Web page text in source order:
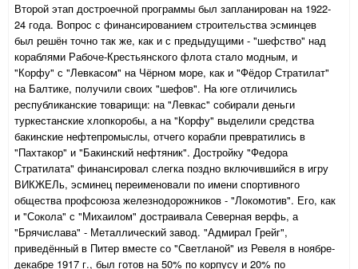
Второй этап достроечной программы был запланирован на 1922-
24 года. Вопрос с финансированием строительства эсминцев
был решён точно так же, как и с предыдущими - "шефство" над
кораблями Рабоче-Крестьянского флота стало модным, и
"Корфу" с "Левкасом" на Чёрном море, как и "Фёдор Стратилат"
на Балтике, получили своих "шефов". На юге отличились
республиканские товарищи: на "Левкас" собирали деньги
туркестанские хлопкоробы, а на "Корфу" выделили средства
бакинские нефтепромыслы, отчего корабли превратились в
"Пахтакор" и "Бакинский нефтяник". Достройку "Федора
Стратилата" финансировал слегка поздно включившийся в игру
ВИКЖЕЛь, эсминец переименовали по имени спортивного
общества профсоюза железнодорожников - "Локомотив". Его, как
и "Сокола" с "Михаилом" достраивала Северная верфь, а
"Брячислава" - Металлический завод. "Адмирал Грейг",
приведённый в Питер вместе со "Светланой" из Ревеля в ноябре-
декабре 1917 г., был готов на 50% по корпусу и 20% по